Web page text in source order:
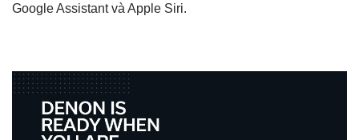
Google Assistant và Apple Siri.